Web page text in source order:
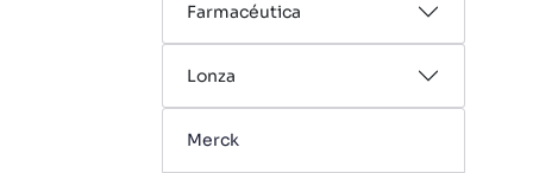
Farmacéutica
Lonza
Merck